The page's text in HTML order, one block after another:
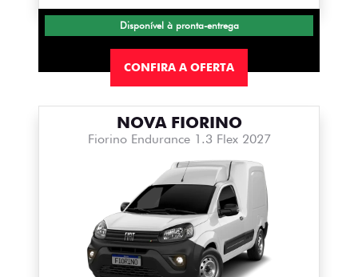
Disponível à pronta-entrega
CONFIRA A OFERTA
NOVA FIORINO
Fiorino Endurance 1.3 Flex 2027